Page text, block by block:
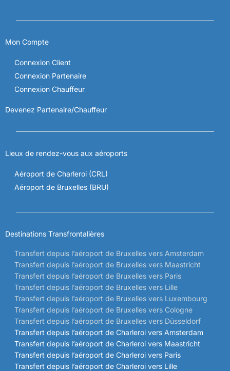
Mon Compte
Connexion Client
Connexion Partenaire
Connexion Chauffeur
Devenez Partenaire/Chauffeur
Lieux de rendez-vous aux aéroports
Aéroport de Charleroi (CRL)
Aéroport de Bruxelles (BRU)
Destinations Transfrontalières
Transfert depuis l’aéroport de Bruxelles vers Amsterdam
Transfert depuis l’aéroport de Bruxelles vers Maastricht
Transfert depuis l’aéroport de Bruxelles vers Paris
Transfert depuis l’aéroport de Bruxelles vers Lille
Transfert depuis l’aéroport de Bruxelles vers Luxembourg
Transfert depuis l’aéroport de Bruxelles vers Cologne
Transfert depuis l’aéroport de Bruxelles vers Düsseldorf
Transfert depuis l’aéroport de Charleroi vers Amsterdam
Transfert depuis l’aéroport de Charleroi vers Maastricht
Transfert depuis l’aéroport de Charleroi vers Paris
Transfert depuis l’aéroport de Charleroi vers Lille